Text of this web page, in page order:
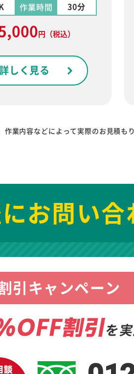
作業時間 30分
円 （税込）
しく見る
業内容などによって実際のお見積も
お問い
引キャンペーン
割引を